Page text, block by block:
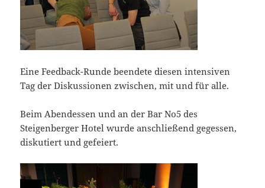
Eine Feedback-Runde beendete diesen intensiven
Tag der Diskussionen zwischen, mit und für alle.
Beim Abendessen und an der Bar No5 des
Steigenberger Hotel wurde anschließend gegessen,
diskutiert und gefeiert.